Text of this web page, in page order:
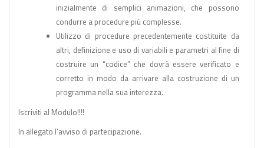
inizialmente di semplici animazioni, che possono
condurre a procedure più complesse.
Utilizzo di procedure precedentemente costituite da
altri, definizione e uso di variabili e parametri al fine di
costruire un “codice” che dovrà essere verificato e
corretto in modo da arrivare alla costruzione di un
programma nella sua interezza.
Iscriviti al Modulo!!!!
In allegato l'avviso di partecipazione.